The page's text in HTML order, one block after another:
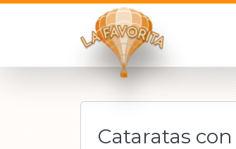
Cataratas